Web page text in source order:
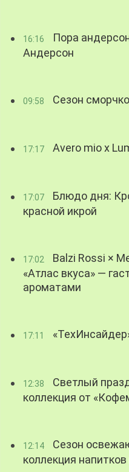
16:16
Пора
Андерсон
09:58 Сезон
17:17 Avero mio x
17:07
Блюдо дня:
красной икрой
17:02
Balzi Rossi ×
«Атлас вкуса» —
ароматами
17:11
12:38
Светлый
коллекция от
12:14
Сезон
коллекция